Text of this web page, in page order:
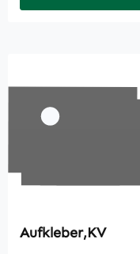
Aufkleber,KV